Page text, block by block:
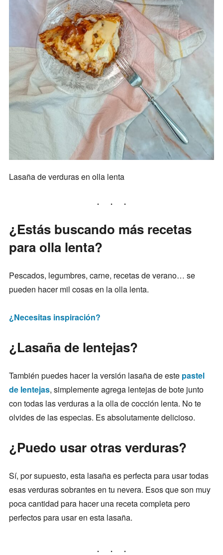
Lasaña de verduras en olla lenta
¿Estás buscando más recetas
para olla lenta?
Pescados, legumbres, carne, recetas de verano… se
pueden hacer mil cosas en la olla lenta.
¿Necesitas inspiración?
¿Lasaña de lentejas?
También puedes hacer la versión lasaña de estepastel
de lentejas, simplemente agrega lentejas de bote junto
con todas las verduras a la olla de cocción lenta. No te
olvides de las especias. Es absolutamente delicioso.
¿Puedo usar otras verduras?
Sí, por supuesto, esta lasaña es perfecta para usar todas
esas verduras sobrantes en tu nevera. Esos que son muy
poca cantidad para hacer una receta completa pero
perfectos para usar en esta lasaña.